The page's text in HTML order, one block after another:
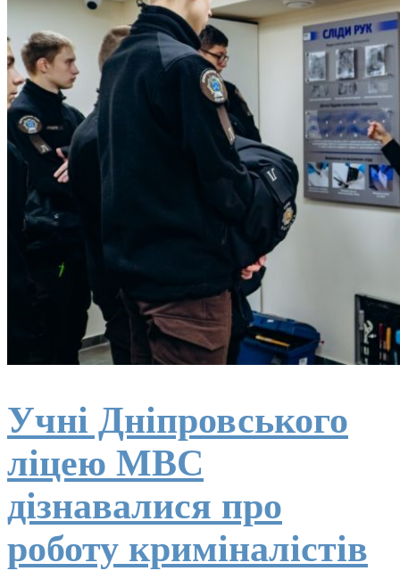
Учні Дніпровського
ліцею МВС
дізнавалися про
роботу криміналістів